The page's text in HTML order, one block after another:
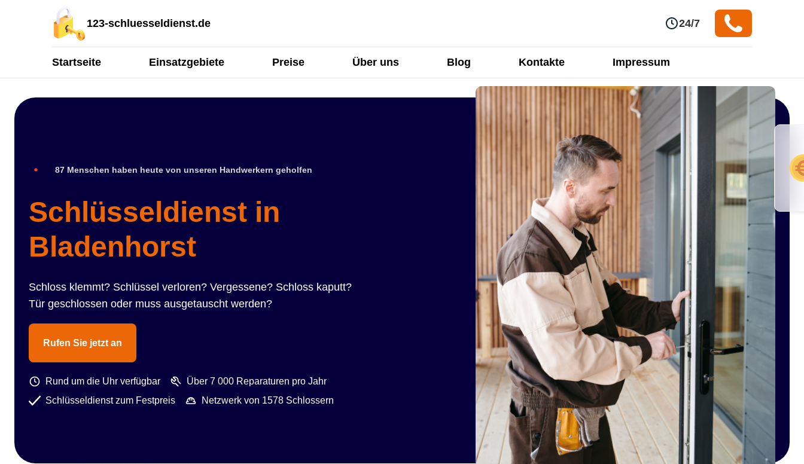
123-schluesseldienst.de 24/7
Startseite Einsatzgebiete Preise Über uns Blog Kontakte Impressum
87 Menschen haben heute von unseren Handwerkern geholfen
Schlüsseldienst in
Bladenhorst
Schloss klemmt? Schlüssel verloren? Vergessene? Schloss kaputt?
Tür geschlossen oder muss ausgetauscht werden?
Rufen Sie jetzt an
Rund um die Uhr verfügbar
Über 7 000 Reparaturen pro Jahr
Schlüsseldienst zum Festpreis
Netzwerk von 1578 Schlossern